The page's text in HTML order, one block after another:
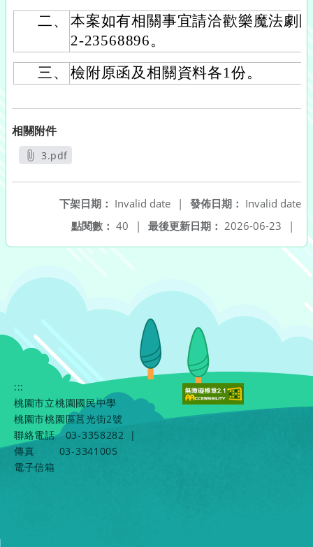
二、
本案如有相關事宜請洽歡樂魔法劇
2-23568896。
三、
檢附原函及相關資料各1份。
相關附件
3.pdf
發佈日期： Invalid date
下架日期： Invalid date
|
最後更新日期： 2026-06-23 |
點閱數： 40 |
:::
桃園市立桃園國民中學
桃園市桃園區莒光街2號
聯絡電話
03-3358282
|
傳真
03-3341005
電子信箱